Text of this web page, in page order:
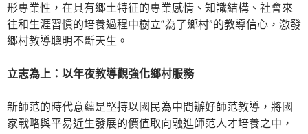
形專業性，在具有鄉土特征的專業感情、知識結構、社會來
往和生涯習慣的培養過程中樹立“為了鄉村”的教導信心，激發
鄉村教導聰明不斷天生。
立志為上：以年夜教導觀強化鄉村服務
新師范的時代意蘊是堅持以國民為中間辦好師范教導，將國
家戰略與平易近生發展的價值取向融進師范人才培養之中，